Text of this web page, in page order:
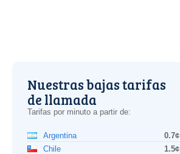
Nuestras bajas tarifas
de llamada
Tarifas por minuto a partir de:
Argentina
0.7¢
Chile
1.5¢